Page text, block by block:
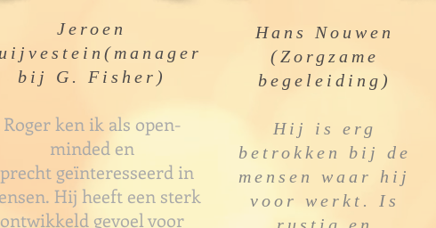
Jeroen
bij G. Fisher)
Roger ken ik als open-
minded en
geïnteresseerd in
Hij heeft een sterk
ontwikkeld gevoel voor
Hans Nouwen
(Zorgzame
begeleiding)
Hij is erg
betrokken bij de
mensen waar hij
voor werkt. Is